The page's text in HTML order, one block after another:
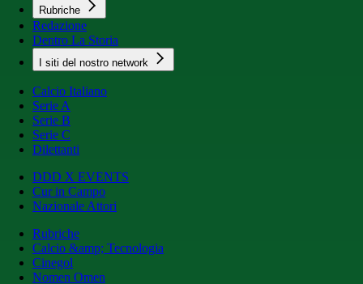
Rubriche
Redazione
Dentro La Storia
I siti del nostro network
Calcio Italiano
Serie A
Serie B
Serie C
Dilettanti
DDD X EVENTS
Cur in Campo
Nazionale Attori
Rubriche
Calcio &amp; Tecnologia
Cinegol
Nomen Omen